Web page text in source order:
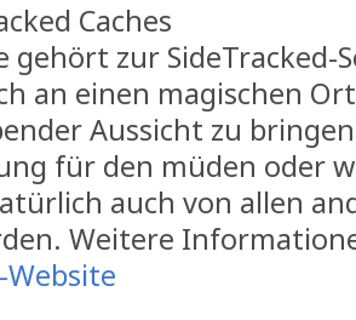
Caches
gehört zur
an einen magischen
Aussicht zu
für den müden oder
auch von allen
Weitere
Website